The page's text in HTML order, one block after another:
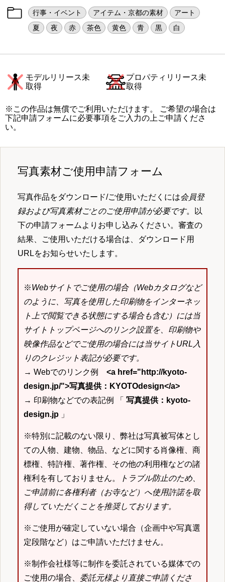
行事・イベント アイテム・京都の素材
アート
夏
夜 赤 茶色 黄色 青 黒 白
モデルリリース未
取得
プロパティリリース未
取得
※この作品は無償でご利用いただけます。 ご希望の場合は
下記申請フォームに必要事項をご入力の上ご申請くださ
い。
写真素材ご使用申請フォーム
写真作品をダウンロード/ご使用いただくには会員登
録および写真素材ごとのご使用申請が必要です。以
下の申請フォームよりお申し込みください。審査の
結果、ご使用いただける場合は、ダウンロード用
URLをお知らせいたします。
※Webサイトでご使用の場合（Webカタログなど
のように、写真を使用した印刷物をインターネッ
ト上で閲覧できる状態にする場合も含む）には当
サイトトップページへのリンク設置を、印刷物や
映像作品などでご使用の場合には当サイトURL入
りのクレジット表記が必要です。
→ Webでのリンク例 <a href="http://kyoto-
design.jp/">写真提供：KYOTOdesign</a>
→ 印刷物などでの表記例 「 写真提供：kyoto-
design.jp 」
※特別に記載のない限り、弊社は写真被写体とし
ての人物、建物、物品、などに関する肖像権、商
標権、特許権、著作権、その他の利用権などの諸
権利を有しておりません。
トラブル防止のため、
ご申請前に各権利者（お寺など）へ使用許諾を取
得していただくことを推奨しております。
※ご使用が確定していない場合（企画中や写真選
定段階など）はご申請いただけません。
※制作会社様等に制作を委託されている媒体での
ご使用の場合、 委託元様より直接ご申請くださ